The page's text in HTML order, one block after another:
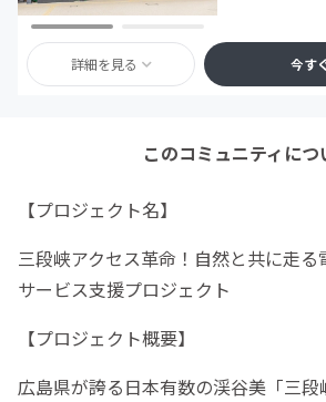
詳細を見る 今す
このコミュニティにつ
【プロジェクト名】
三段峡アクセス革命！自然と共に走
サービス支援プロジェクト
【プロジェクト概要】
広島県が誇る日本有数の渓谷美「三